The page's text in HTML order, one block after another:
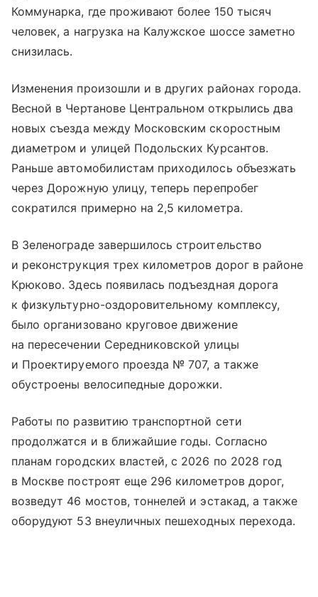
Коммунарка, где проживают более 150 тысяч
человек, а нагрузка на Калужское шоссе заметно
снизилась.
Изменения произошли и в других районах города.
Весной в Чертанове Центральном открылись два
новых съезда между Московским скоростным
диаметром и улицей Подольских Курсантов.
Раньше автомобилистам приходилось объезжать
через Дорожную улицу, теперь перепробег
сократился примерно на 2,5 километра.
В Зеленограде завершилось строительство
и реконструкция трех километров дорог в районе
Крюково. Здесь появилась подъездная дорога
к физкультурно-оздоровительному комплексу,
было организовано круговое движение
на пересечении Середниковской улицы
и Проектируемого проезда № 707, а также
обустроены велосипедные дорожки.
Работы по развитию транспортной сети
продолжатся и в ближайшие годы. Согласно
планам городских властей, с 2026 по 2028 год
в Москве построят еще 296 километров дорог,
возведут 46 мостов, тоннелей и эстакад, а также
оборудуют 53 внеуличных пешеходных перехода.